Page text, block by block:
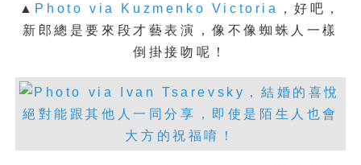
▲ Photo via Kuzmenko Victoria ，好吧，
新郎總是要來段才藝表演，像不像蜘蛛人一樣
倒掛接吻呢！